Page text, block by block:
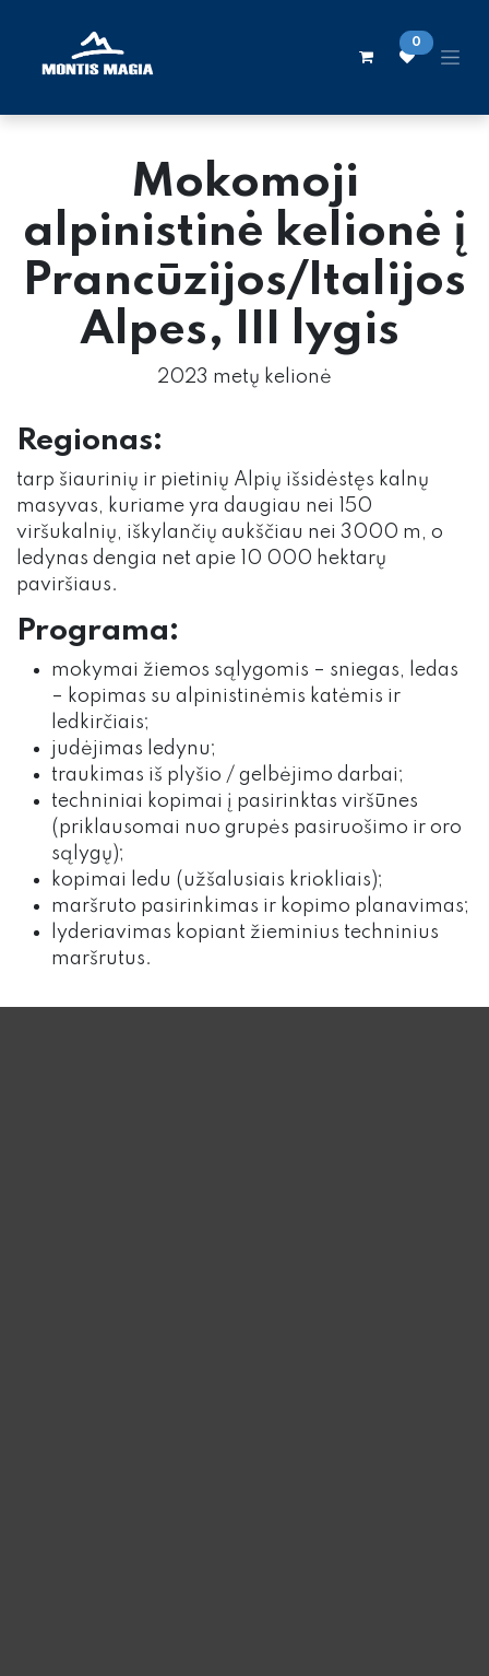
0
Mokomoji
alpinistinė kelionė į
Prancūzijos/Italijos
Alpes, III lygis
2023 metų kelionė
Regionas:
tarp šiaurinių ir pietinių Alpių išsidėstęs kalnų
masyvas, kuriame yra daugiau nei 150
viršukalnių, iškylančių aukščiau nei 3000 m, o
ledynas dengia net apie 10 000 hektarų
paviršiaus.
Programa:
mokymai žiemos sąlygomis – sniegas, ledas
– kopimas su alpinistinėmis katėmis ir
ledkirčiais;
judėjimas ledynu;
traukimas iš plyšio / gelbėjimo darbai;
techniniai kopimai į pasirinktas viršūnes
(priklausomai nuo grupės pasiruošimo ir oro
sąlygų);
kopimai ledu (užšalusiais kriokliais);
maršruto pasirinkimas ir kopimo planavimas;
lyderiavimas kopiant žieminius techninius
maršrutus.